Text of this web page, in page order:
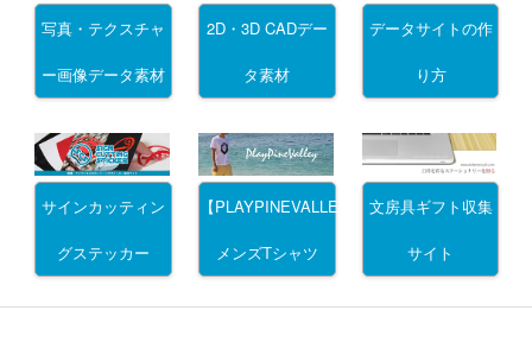
写真・テクスチャ
ー画像データ素材
2D・3D CADデー
タ素材
データサイトの作
り方
サインカッティン
グステッカー
【PLAYPINEVALLEY】
メンズTシャツ
文房具ギフト収集
サイト